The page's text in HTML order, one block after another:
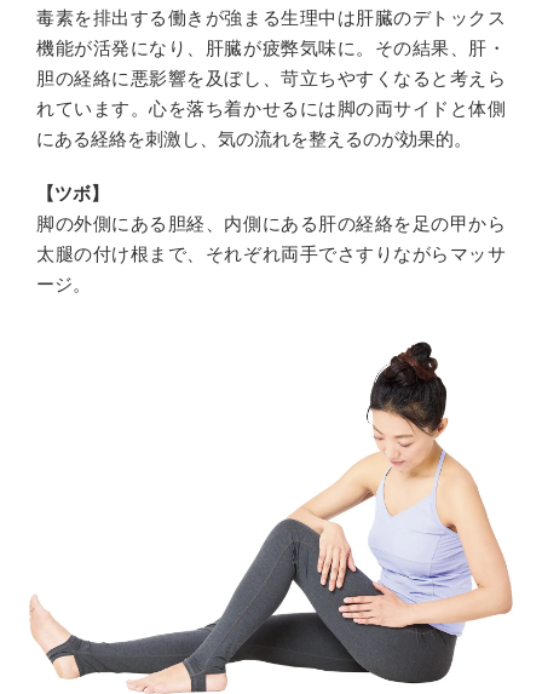
毒素を排出する働きが強まる生理中は肝臓のデトックス
機能が活発になり、肝臓が疲弊気味に。その結果、肝・
胆の経絡に悪影響を及ぼし、苛立ちやすくなると考えら
れています。心を落ち着かせるには脚の両サイドと体側
にある経絡を刺激し、気の流れを整えるのが効果的。
【ツボ】
脚の外側にある胆経、内側にある肝の経絡を足の甲から
太腿の付け根まで、それぞれ両手でさすりながらマッサ
ージ。